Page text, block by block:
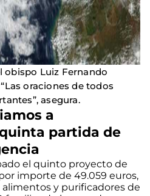
obispo Luiz Fernando
oraciones de todos
asegura.
a
partida de
el quinto proyecto de
importe de 49.059 euros,
y purificadores de